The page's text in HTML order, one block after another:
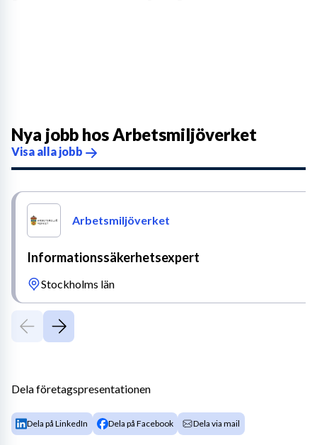
Nya jobb hosArbetsmiljöverket
Visa alla jobb
Arbetsmiljöverket
Informationssäkerhetsexpert
Stockholms län
Dela företagspresentationen
Dela på LinkedIn Dela på Facebook Dela via mail